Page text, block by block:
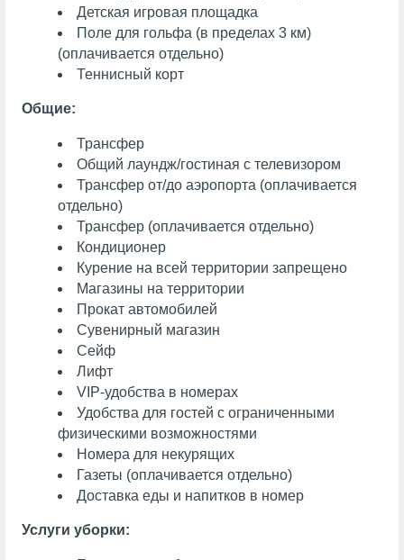
Детская игровая площадка
Поле для гольфа (в пределах 3 км)
(оплачивается отдельно)
Теннисный корт
Общие:
Трансфер
Общий лаундж/гостиная с телевизором
Трансфер от/до аэропорта (оплачивается
отдельно)
Трансфер (оплачивается отдельно)
Кондиционер
Курение на всей территории запрещено
Магазины на территории
Прокат автомобилей
Сувенирный магазин
Сейф
Лифт
VIP-удобства в номерах
Удобства для гостей с ограниченными
физическими возможностями
Номера для некурящих
Газеты (оплачивается отдельно)
Доставка еды и напитков в номер
Услуги уборки: